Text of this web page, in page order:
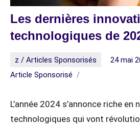
Les dernières
technologiques de
z / Articles Sponsorisés
24 mai
Article Sponsorisé
L’année 2024 s’annonce riche en
technologiques qui vont